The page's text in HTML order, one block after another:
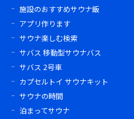
施設のおすすめサウナ飯
アプリ作ります
サウナ楽しむ検索
サバス 移動型サウナバス
サバス 2号車
カプセルトイ サウナキット
サウナの時間
泊まってサウナ